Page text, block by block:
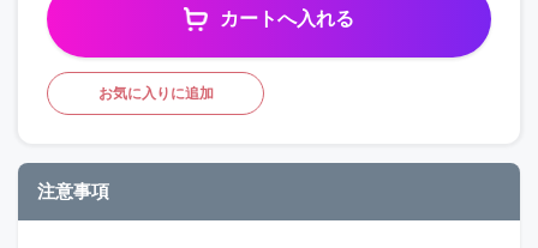
カートへ入れる
お気に入りに追加
注意事項